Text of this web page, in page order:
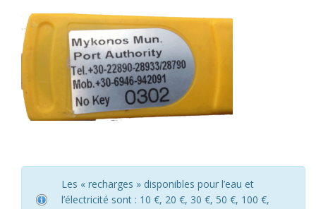
Les « recharges » disponibles pour l’eau et
l’électricité sont : 10 €, 20 €, 30 €, 50 €, 100 €,